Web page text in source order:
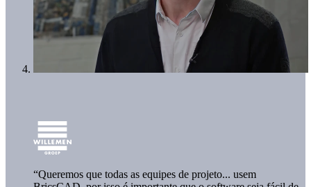
“Queremos que todas as equipes de projeto... usem